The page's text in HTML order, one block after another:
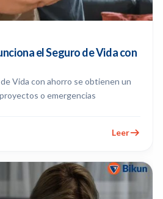
el Seguro de Vida con
Vida con ahorro se obtienen un
o emergencias
Leer